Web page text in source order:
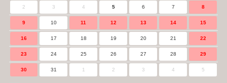
2 3 4 5 6 7 8
9 10 11 12 13 14 15
16 17 18 19 20 21 22
23 24 25 26 27 28 29
30 31 1 2 3 4 5